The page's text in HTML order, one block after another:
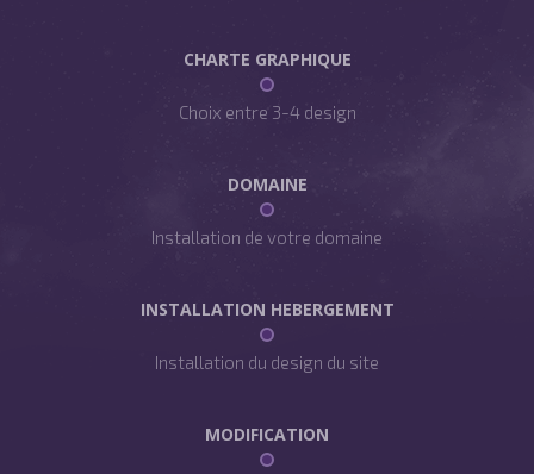
CHARTE GRAPHIQUE
Choix entre 3-4 design
DOMAINE
Installation de votre domaine
INSTALLATION HEBERGEMENT
Installation du design du site
MODIFICATION